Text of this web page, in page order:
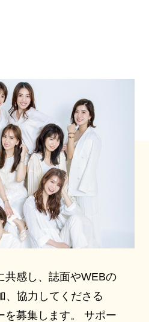
共感し、誌面やWEBの
、協力してくださる
を募集します。 サポー